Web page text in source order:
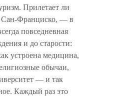
Прилетает ли
Франциско, — в
повседневная
и до старости:
устроена медицина,
обычаи,
— и так
Каждый раз это